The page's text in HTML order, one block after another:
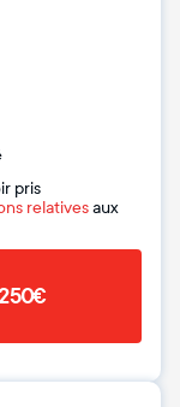
pris
relativesaux